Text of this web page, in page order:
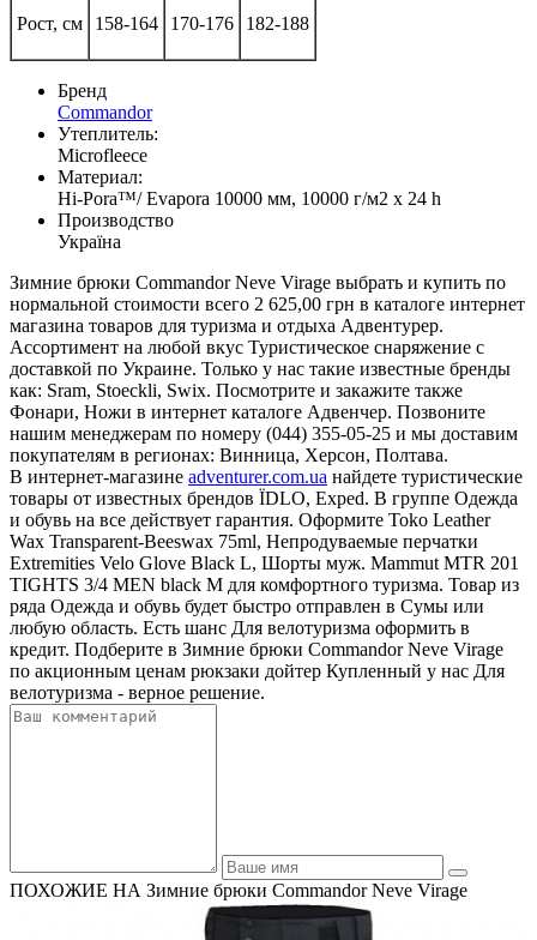
Рост, см 158-164 170-176 182-188
Бренд
Commandor
Утеплитель:
Microfleece
Материал:
Hi-Pora™/ Evapora 10000 мм, 10000 г/м2 х 24 h
Производство
Україна
Зимние брюки Commandor Neve Virage выбрать и купить по
нормальной стоимости всего 2 625,00 грн в каталоге интернет
магазина товаров для туризма и отдыха Адвентурер.
Ассортимент на любой вкус Туристическое снаряжение с
доставкой по Украине. Только у нас такие известные бренды
как: Sram, Stoeckli, Swix. Посмотрите и закажите также
Фонари, Ножи в интернет каталоге Адвенчер. Позвоните
нашим менеджерам по номеру (044) 355-05-25 и мы доставим
покупателям в регионах: Винница, Херсон, Полтава.
В интернет-магазине adventurer.com.ua найдете туристические
товары от известных брендов ЇDLO, Exped. В группе Одежда
и обувь на все действует гарантия. Оформите Toko Leather
Wax Transparent-Beeswax 75ml, Непродуваемые перчатки
Extremities Velo Glove Black L, Шорты муж. Mammut MTR 201
TIGHTS 3/4 MEN black M для комфортного туризма. Товар из
ряда Одежда и обувь будет быстро отправлен в Сумы или
любую область. Есть шанс Для велотуризма оформить в
кредит. Подберите в Зимние брюки Commandor Neve Virage
по акционным ценам рюкзаки дойтер Купленный у нас Для
велотуризма - верное решение.
ПОХОЖИЕ НА Зимние брюки Commandor Neve Virage